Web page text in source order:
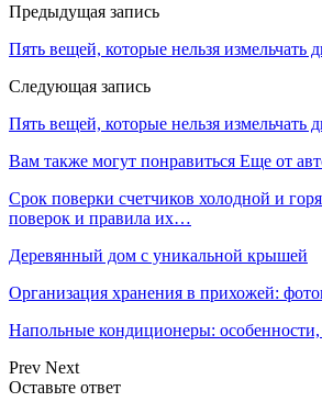
Предыдущая запись
Пять вещей, которые нельзя измельчать
Следующая запись
Пять вещей, которые нельзя измельчать
Вам также могут понравиться Еще от
Срок поверки счетчиков холодной и
поверок и правила их…
Деревянный дом с уникальной крышей
Организация хранения в прихожей:
Напольные кондиционеры:
Prev Next
Оставьте ответ